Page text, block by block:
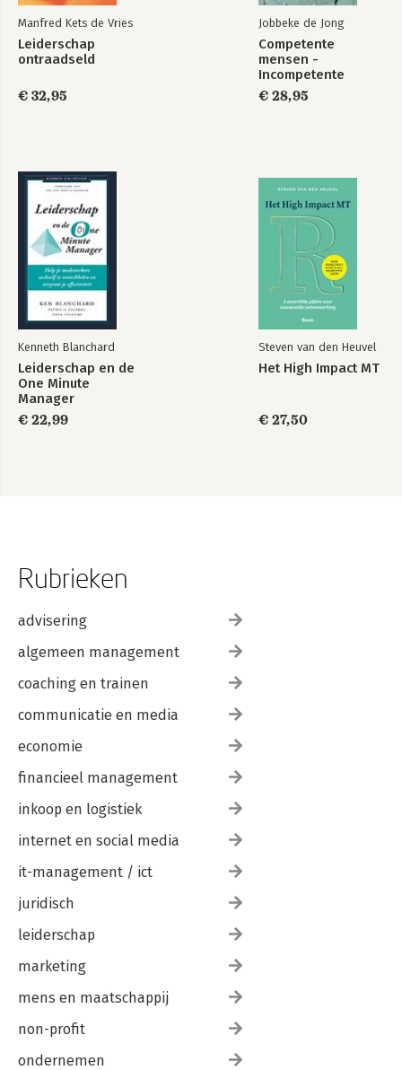
Manfred Kets de Vries
Leiderschap
ontraadseld
€ 32,95
Jobbeke de Jong
Competente
mensen -
Incompetente
teams
€ 28,95
Kenneth Blanchard
Leiderschap en de
One Minute
Manager
€ 22,99
Steven van den Heuvel
Het High Impact MT
€ 27,50
Rubrieken
advisering
algemeen management
coaching en trainen
communicatie en media
economie
financieel management
inkoop en logistiek
internet en social media
it-management / ict
juridisch
leiderschap
marketing
mens en maatschappij
non-profit
ondernemen